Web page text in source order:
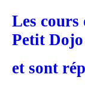
Les
Petit Dojo
et sont